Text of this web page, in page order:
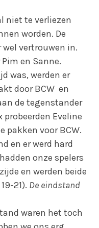
niet te verliezen
worden. De
wel vertrouwen in.
en Sanne.
was, werden er
door BCW en
de tegenstander
probeerden Eveline
pakken voor BCW.
en er werd hard
onze spelers
en werden beide
21). De eindstand
waren het toch